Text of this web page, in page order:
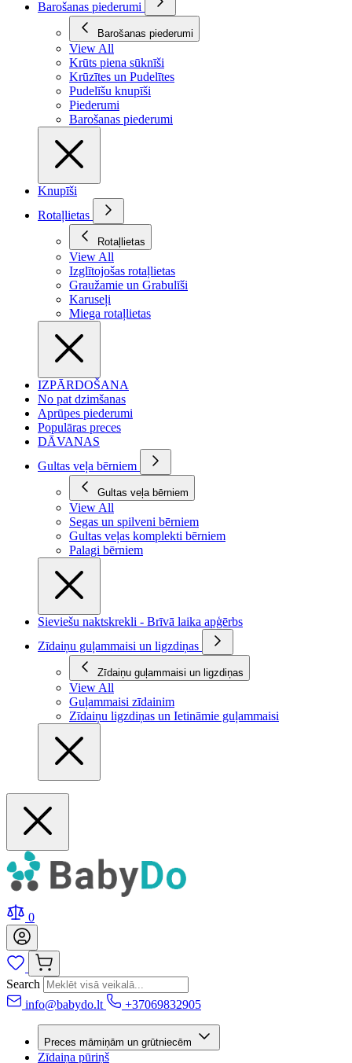
Barošanas piederumi
Barošanas piederumi
View All
Krūts piena sūknīši
Krūzītes un Pudelītes
Pudelīšu knupīši
Piederumi
Barošanas piederumi
Knupīši
Rotaļlietas
Rotaļlietas
View All
Izglītojošas rotaļlietas
Graužamie un Grabulīši
Karuseļi
Miega rotaļlietas
IZPĀRDOŠANA
No pat dzimšanas
Aprūpes piederumi
Populāras preces
DĀVANAS
Gultas veļa bērniem
Gultas veļa bērniem
View All
Segas un spilveni bērniem
Gultas veļas komplekti bērniem
Palagi bērniem
Sieviešu naktskrekli - Brīvā laika apģērbs
Zīdaiņu guļammaisi un ligzdiņas
Zīdaiņu guļammaisi un ligzdiņas
View All
Guļammaisi zīdainim
Zīdaiņu ligzdiņas un Ietināmie guļammaisi
0
Search
info@babydo.lt
+37069832905
Preces māmiņām un grūtniecēm
Zīdaiņa pūriņš